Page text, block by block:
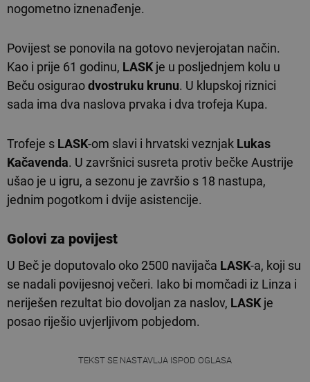
nogometno iznenađenje.
Povijest se ponovila na gotovo nevjerojatan način.
Kao i prije 61 godinu, LASK je u posljednjem kolu u
Beču osiguraodvostruku krunu. U klupskoj riznici
sada ima dva naslova prvaka i dva trofeja Kupa.
Trofeje s LASK-om slavi i hrvatski veznjak Lukas
Kačavenda. U završnici susreta protiv bečke Austrije
ušao je u igru, a sezonu je završio s 18 nastupa,
jednim pogotkom i dvije asistencije.
Golovi za povijest
U Beč je doputovalo oko 2500 navijača LASK-a, koji su
se nadali povijesnoj večeri. Iako bi momčadi iz Linza i
neriješen rezultat bio dovoljan za naslov, LASK je
posao riješio uvjerljivom pobjedom.
TEKST SE NASTAVLJA ISPOD OGLASA